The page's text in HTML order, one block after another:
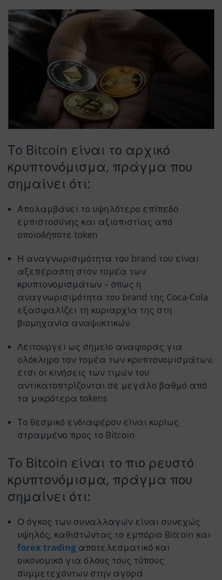
Το Bitcoin είναι το αρχικό
κρυπτονόμισμα, πράγμα που
σημαίνει ότι:
Απολαμβάνει το υψηλότερο επίπεδο
εμπιστοσύνης και αξιοπιστίας από
οποιοδήποτε token
Η αναγνωρισιμότητα του brand του είναι
αξεπέραστη στον τομέα των
κρυπτονομισμάτων – όπως η
αναγνωρισιμότητα του brand της Coca-Cola
εξασφαλίζει τη κυριαρχία της στη
βιομηχανία αναψυκτικών
Λειτουργεί ως σημείο αναφοράς για
ολόκληρο τον τομέα των κρυπτονομισμάτων,
έτσι οι κινήσεις των τιμών του
αντικατοπτρίζονται σε μεγάλο βαθμό από
τα μικρότερα tokens
Το θεσμικό ενδιαφέρον είναι κυρίως
στραμμένο προς το Bitcoin
Το Bitcoin είναι το πιο ρευστό
κρυπτονόμισμα, πράγμα που
σημαίνει ότι:
Ο όγκος των συναλλαγών είναι συνεχώς
υψηλός, καθιστώντας το εμπόριο Bitcoin και
forex trading αποτελεσματικό και
οικονομικό για όλους τους τύπους
συμμετεχόντων στην αγορά